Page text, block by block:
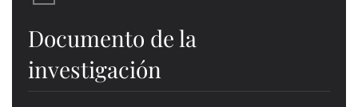
Documento de la
investigación